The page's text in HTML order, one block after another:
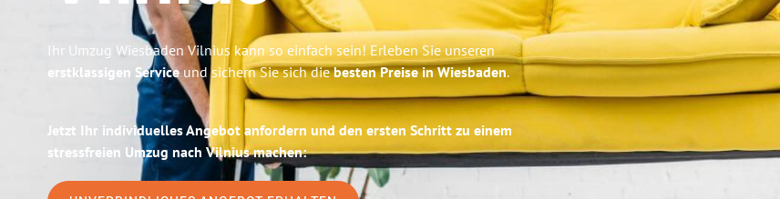
Ihr Umzug Wiesbaden Vilnius kann so einfach sein! Erleben Sie unseren
erstklassigen Serviceund sichern Sie sich diebesten Preise in Wiesbaden.
Jetzt Ihr individuelles Angebot anfordern und den ersten Schritt zu einem
stressfreien Umzug nach Vilnius machen: